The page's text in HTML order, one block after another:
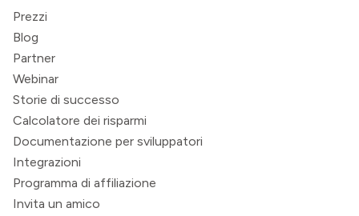
Prezzi
Blog
Partner
Webinar
Storie di successo
Calcolatore dei risparmi
Documentazione per sviluppatori
Integrazioni
Programma di affiliazione
Invita un amico